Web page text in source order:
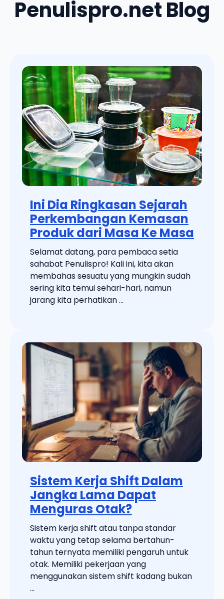
Penulispro.net Blog
Ini Dia Ringkasan Sejarah
Perkembangan Kemasan
Produk dari Masa Ke Masa
Selamat datang, para pembaca setia
sahabat Penulispro! Kali ini, kita akan
membahas sesuatu yang mungkin sudah
sering kita temui sehari-hari, namun
jarang kita perhatikan ...
Sistem Kerja Shift Dalam
Jangka Lama Dapat
Menguras Otak?
Sistem kerja shift atau tanpa standar
waktu yang tetap selama bertahun-
tahun ternyata memiliki pengaruh untuk
otak. Memiliki pekerjaan yang
menggunakan sistem shift kadang bukan
...